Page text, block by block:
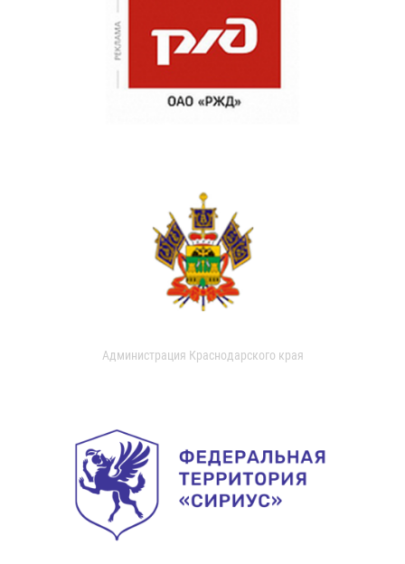
Администрация Краснодарского края